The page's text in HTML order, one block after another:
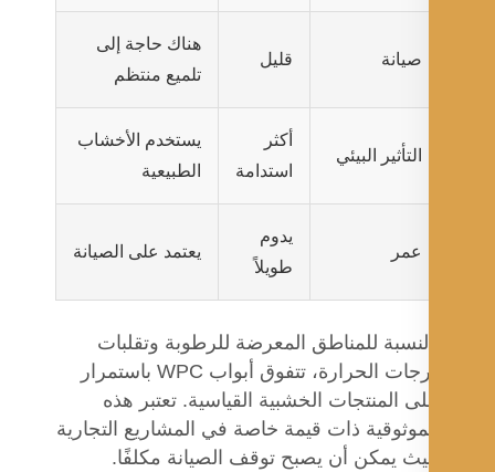
هناك حاجة إلى
تلميع منتظم
التأثير البيئي
استدامة
يستخدم الأخشاب
الطبيعية
يعتمد على الصيانة
للمناطق المعرضة للرطوبة وتقلبات
درجات الحرارة، تتفوق أبواب WPC باستمرار
المنتجات الخشبية القياسية. تعتبر هذه
ذات قيمة خاصة في المشاريع التجارية
يمكن أن يصبح توقف الصيانة مكلفًا.